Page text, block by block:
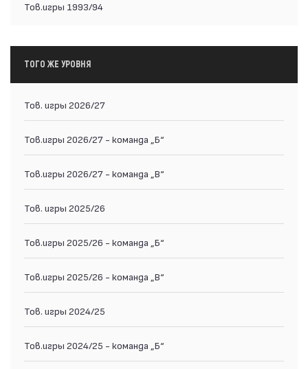
Тов.игры 1993/94
ТОГО ЖЕ УРОВНЯ
Тов. игры 2026/27
Тов.игры 2026/27 - команда „Б“
Тов.игры 2026/27 - команда „В“
Тов. игры 2025/26
Тов.игры 2025/26 - команда „Б“
Тов.игры 2025/26 - команда „В“
Тов. игры 2024/25
Тов.игры 2024/25 - команда „Б“